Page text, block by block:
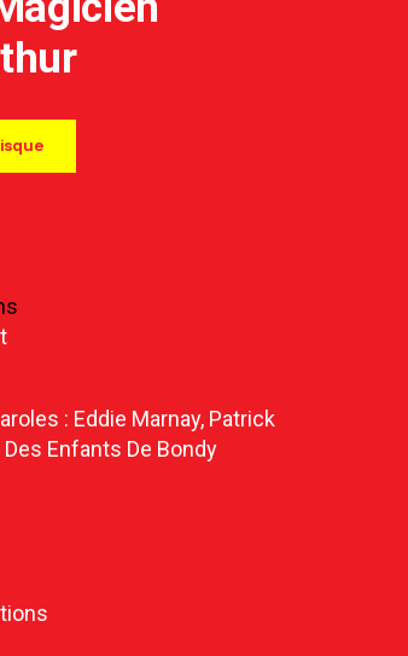
: Eddie Marnay, Patrick
Enfants De Bondy